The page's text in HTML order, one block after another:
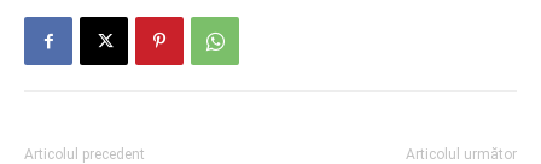
Articolul precedent Articolul următor